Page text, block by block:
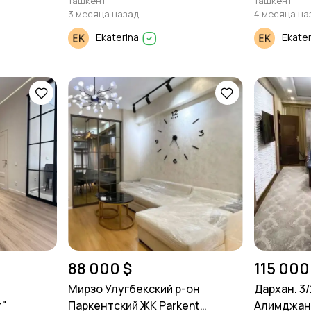
3 месяца назад
Ekaterina
4 месяца
88 000 $
Мирзо Улугбекский р-он
Паркентский ЖК Parkent
115
Дархан.